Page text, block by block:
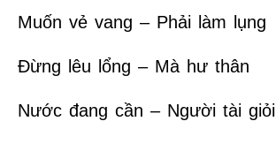
Muốn vẻ vang – Phải làm lụng
Đừng lêu lổng – Mà hư thân
Nước đang cần – Người tài giỏi